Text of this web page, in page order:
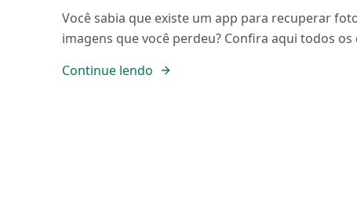
Você sabia que existe um app para recuperar
imagens que você perdeu? Confira aqui todos os
Continue lendo